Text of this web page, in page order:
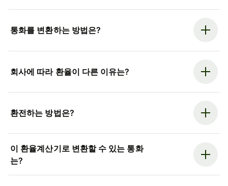
통화를 변환하는 방법은?
회사에 따라 환율이 다른 이유는?
환전하는 방법은?
이 환율계산기로 변환할 수 있는 통화
는?